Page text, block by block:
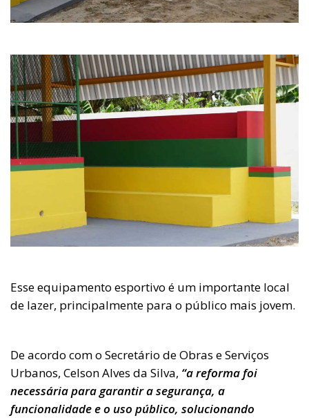
Esse equipamento esportivo é um importante local
de lazer, principalmente para o público mais jovem.
De acordo com o Secretário de Obras e Serviços
Urbanos, Celson Alves da Silva, “a reforma foi
necessária para garantir a segurança, a
funcionalidade e o uso público, solucionando